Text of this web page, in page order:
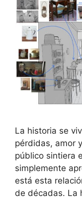
La historia se
pérdidas, amor
público sintiera
simplemente
está esta
de décadas. La